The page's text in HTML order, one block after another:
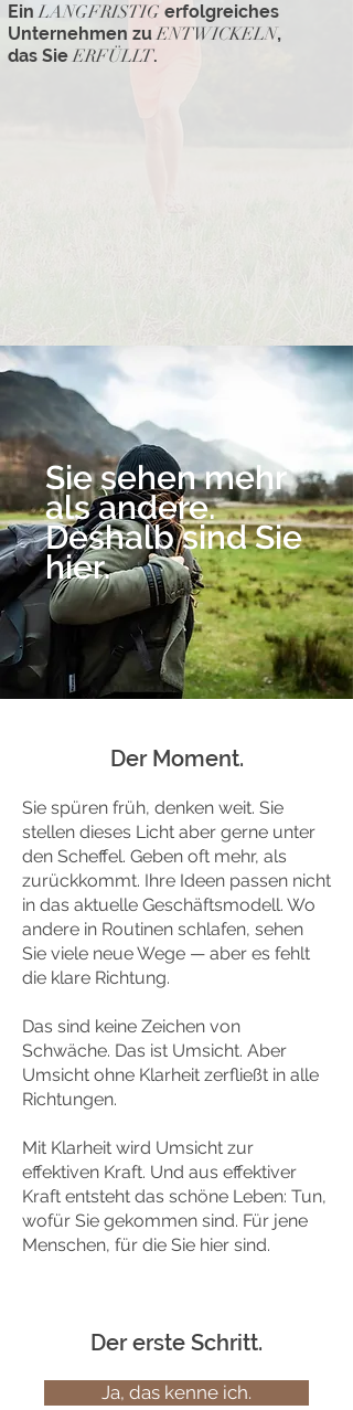
EinLANGFRISTIG erfolgreiches
Unternehmen zuENTWICKELN,
das SieERFÜLLT.
Sie sehen mehr
als andere.
Deshalb sind Sie
hier.
Der Moment.
Sie spüren früh, denken weit. Sie
stellen dieses Licht aber gerne unter
den Scheffel. Geben oft mehr, als
zurückkommt. Ihre Ideen passen nicht
in das aktuelle Geschäftsmodell. Wo
andere in Routinen schlafen, sehen
Sie viele neue Wege — aber es fehlt
die klare Richtung.
Das sind keine Zeichen von
Schwäche. Das ist Umsicht. Aber
Umsicht ohne Klarheit zerfließt in alle
Richtungen.
Mit Klarheit wird Umsicht zur
effektiven Kraft. Und aus effektiver
Kraft entsteht das schöne Leben: Tun,
wofür Sie gekommen sind. Für jene
Menschen, für die Sie hier sind.
Der erste Schritt.
Ja, das kenne ich.